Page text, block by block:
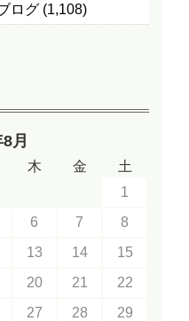
ログ (1,108)
月
木 金
土
1
6 7
8
13 14
15
20 21
22
27 28
29